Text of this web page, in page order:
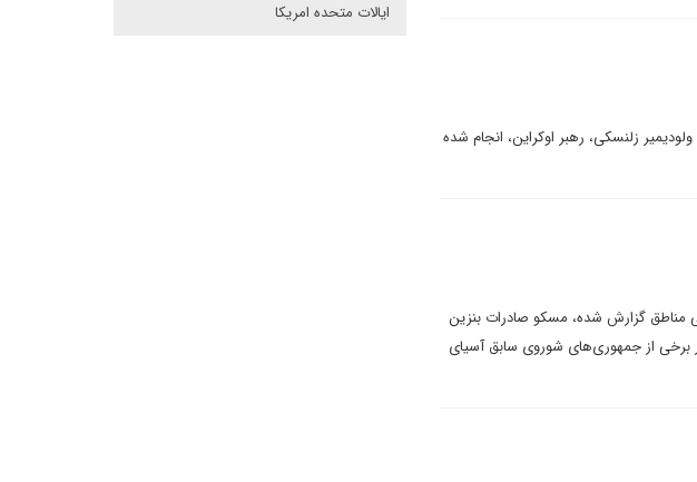
زلنسکی، رهبر اوکراین، انجام شده
مناطق گزارش شده، مسکو صادرات بنزین
برخی از جمهوری‌های شوروی سابق آسیای
ایالات متحده امریکا